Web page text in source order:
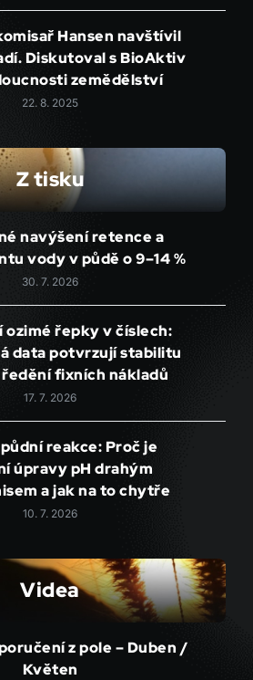
Hansen navštívil
Diskutoval s BioAktiv
zemědělství
22. 8. 2025
Z tisku
navýšení retence a
vody v půdě o 9–14 %
30. 7. 2026
ozimé řepky v číslech:
data potvrzují stabilitu
fixních nákladů
17. 7. 2026
reakce: Proč je
úpravy pH drahým
a jak na to chytře
10. 7. 2026
Videa
z pole – Duben /
Květen